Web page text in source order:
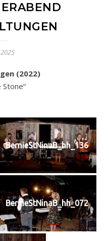
(2022)
BernieStNinaB_hh_136
BernieStNinaB_hh_072